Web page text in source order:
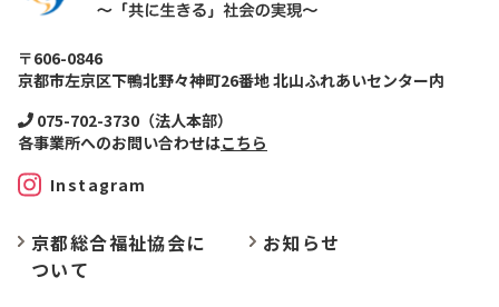
〒606-0846
京都市左京区下鴨北野々神町26番地 北山ふれあいセンター内
075-702-3730（法人本部）
各事業所へのお問い合わせはこちら
Instagram
京都総合福祉協会に
ついて
お知らせ